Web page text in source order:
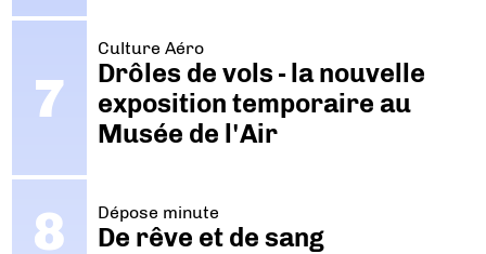
Culture Aéro
Drôles de vols - la nouvelle
exposition temporaire au
Musée de l'Air
Dépose minute
De rêve et de sang